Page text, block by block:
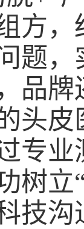
方
题
品
头
专
树立
技沟